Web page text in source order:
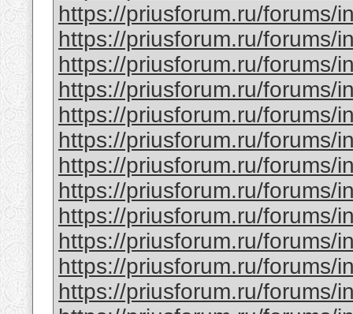
https://priusforum.ru/forums/
https://priusforum.ru/forums/
https://priusforum.ru/forums/
https://priusforum.ru/forums/
https://priusforum.ru/forums/
https://priusforum.ru/forums/
https://priusforum.ru/forums/
https://priusforum.ru/forums/
https://priusforum.ru/forums/
https://priusforum.ru/forums/
https://priusforum.ru/forums/
https://priusforum.ru/forums/